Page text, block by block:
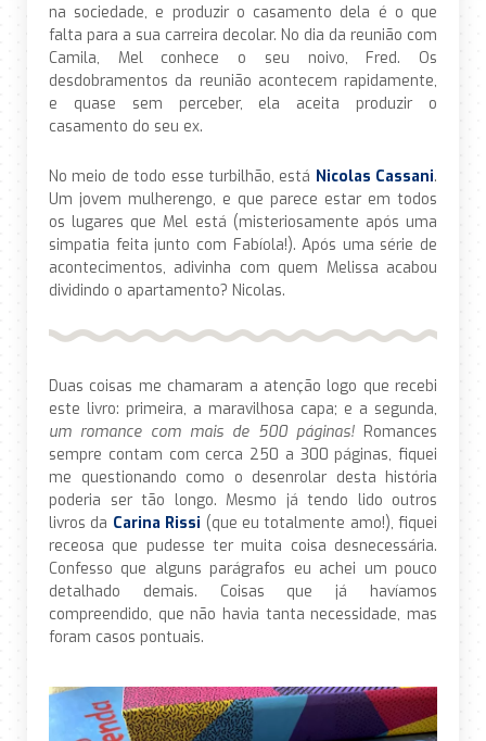
na sociedade, e produzir o casamento dela é o que
falta para a sua carreira decolar. No dia da reunião com
Camila, Mel conhece o seu noivo, Fred. Os
desdobramentos da reunião acontecem rapidamente,
e quase sem perceber, ela aceita produzir o
casamento do seu ex.
No meio de todo esse turbilhão, está Nicolas Cassani.
Um jovem mulherengo, e que parece estar em todos
os lugares que Mel está (misteriosamente após uma
simpatia feita junto com Fabíola!). Após uma série de
acontecimentos, adivinha com quem Melissa acabou
dividindo o apartamento? Nicolas.
Duas coisas me chamaram a atenção logo que recebi
este livro: primeira, a maravilhosa capa; e a segunda,
um romance com mais de 500 páginas! Romances
sempre contam com cerca 250 a 300 páginas, fiquei
me questionando como o desenrolar desta história
poderia ser tão longo. Mesmo já tendo lido outros
livros da Carina Rissi (que eu totalmente amo!), fiquei
receosa que pudesse ter muita coisa desnecessária.
Confesso que alguns parágrafos eu achei um pouco
detalhado demais. Coisas que já havíamos
compreendido, que não havia tanta necessidade, mas
foram casos pontuais.